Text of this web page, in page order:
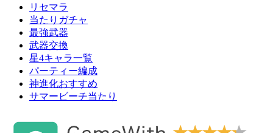
リセマラ
当たりガチャ
最強武器
武器交換
星4キャラ一覧
パーティー編成
神進化おすすめ
サマービーチ当たり